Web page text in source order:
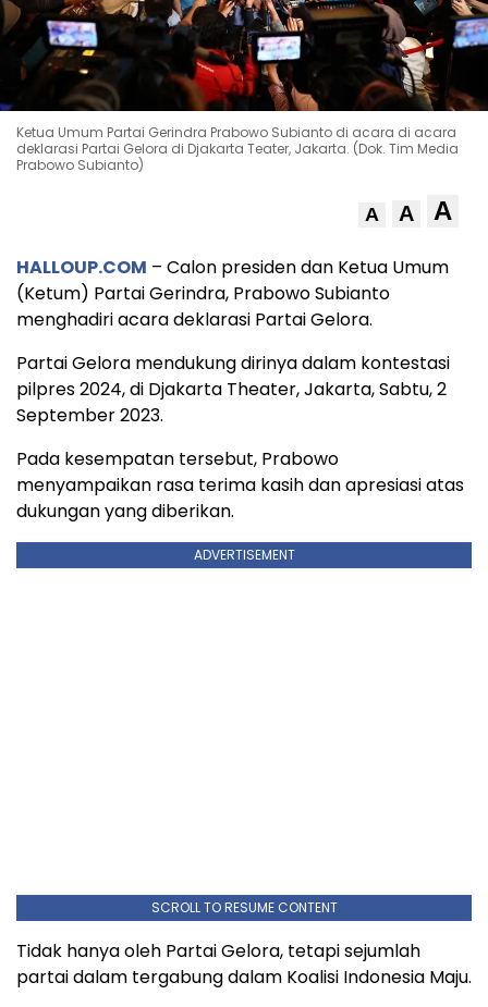
Ketua Umum Partai Gerindra Prabowo Subianto di acara di acara
deklarasi Partai Gelora di Djakarta Teater, Jakarta. (Dok. Tim Media
Prabowo Subianto)
A A A
HALLOUP.COM – Calon presiden dan Ketua Umum
(Ketum) Partai Gerindra, Prabowo Subianto
menghadiri acara deklarasi Partai Gelora.
Partai Gelora mendukung dirinya dalam kontestasi
pilpres 2024, di Djakarta Theater, Jakarta, Sabtu, 2
September 2023.
Pada kesempatan tersebut, Prabowo
menyampaikan rasa terima kasih dan apresiasi atas
dukungan yang diberikan.
ADVERTISEMENT
SCROLL TO RESUME CONTENT
Tidak hanya oleh Partai Gelora, tetapi sejumlah
partai dalam tergabung dalam Koalisi Indonesia Maju.